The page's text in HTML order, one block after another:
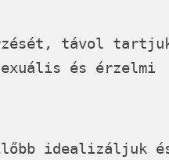
távol
és érzelmi
idealizáljuk